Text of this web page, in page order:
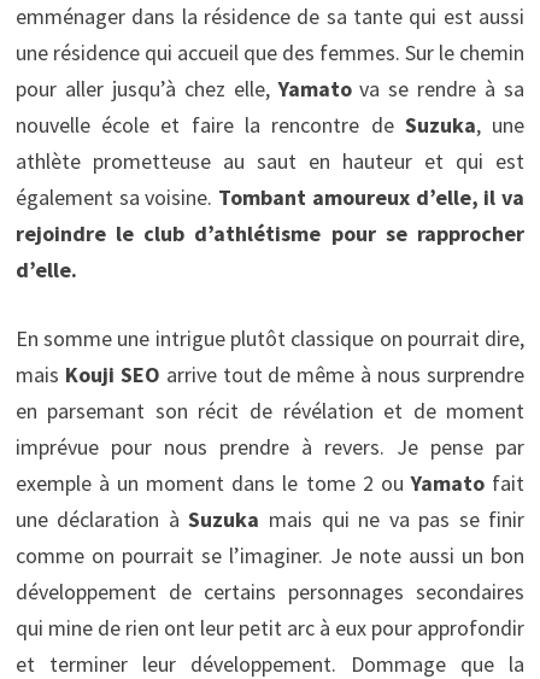
emménager dans la résidence de sa tante qui est aussi
une résidence qui accueil que des femmes. Sur le chemin
pour aller jusqu’à chez elle,Yamatova se rendre à sa
nouvelle école et faire la rencontre de Suzuka, une
athlète prometteuse au saut en hauteur et qui est
également sa voisine. Tombant amoureux d’elle, il va
rejoindre le club d’athlétisme pour se rapprocher
d’elle.
En somme une intrigue plutôt classique on pourrait dire,
mais Kouji SEO arrive tout de même à nous surprendre
en parsemant son récit de révélation et de moment
imprévue pour nous prendre à revers. Je pense par
exemple à un moment dans le tome 2 ouYamato fait
une déclaration àSuzuka mais qui ne va pas se finir
comme on pourrait se l’imaginer. Je note aussi un bon
développement de certains personnages secondaires
qui mine de rien ont leur petit arc à eux pour approfondir
et terminer leur développement. Dommage que la